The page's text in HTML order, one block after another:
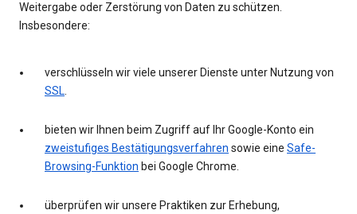
Weitergabe oder Zerstörung von Daten zu schützen.
Insbesondere:
verschlüsseln wir viele unserer Dienste unter Nutzung von
SSL.
bieten wir Ihnen beim Zugriff auf Ihr Google-Konto ein
zweistufiges Bestätigungsverfahren sowie eine Safe-
Browsing-Funktion bei Google Chrome.
überprüfen wir unsere Praktiken zur Erhebung,